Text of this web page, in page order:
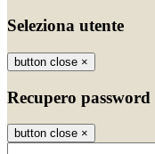
Seleziona utente
button close ×
Recupero password
button close ×